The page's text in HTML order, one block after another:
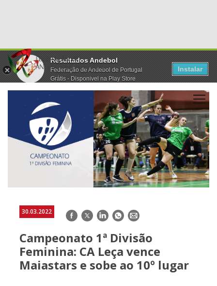
Resultados Andebol
Federação de Andebol de Portugal
Grátis - Disponivel na Play Store
Instalar
30.03.2022 Facebook
TwitterLinkedInWhatsApp
E-
Campeonato 1ª Divisão
Feminina: CA Leça vence
Maiastars e sobe ao 10º lugar